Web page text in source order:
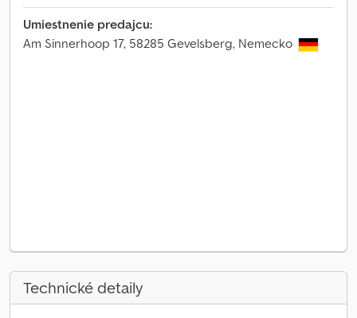
Umiestnenie predajcu:
Am Sinnerhoop 17, 58285 Gevelsberg, Nemecko
Technické detaily